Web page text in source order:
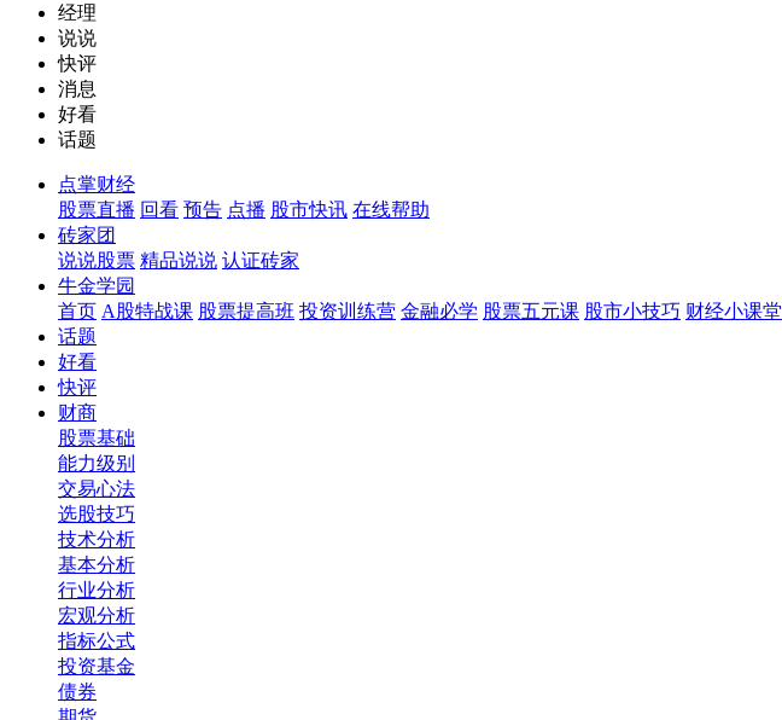
经理
说说
快评
消息
好看
话题
点掌财经
股票直播 回看 预告 点播 股市快讯 在线帮助
砖家团
说说股票 精品说说 认证砖家
牛金学园
首页 A股特战课 股票提高班 投资训练营 金融必学 股票五元课 股市小技巧 财经小课堂
话题
好看
快评
财商
股票基础
能力级别
交易心法
选股技巧
技术分析
基本分析
行业分析
宏观分析
指标公式
投资基金
债券